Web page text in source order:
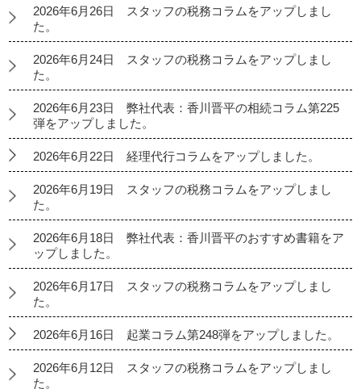
2026年6月26日 スタッフの税務コラムをアップしまし
た。
2026年6月24日 スタッフの税務コラムをアップしまし
た。
2026年6月23日 弊社代表：香川晋平の相続コラム第225
弾をアップしました。
2026年6月22日 経理代行コラムをアップしました。
2026年6月19日 スタッフの税務コラムをアップしまし
た。
2026年6月18日 弊社代表：香川晋平のおすすめ書籍をア
ップしました。
2026年6月17日 スタッフの税務コラムをアップしまし
た。
2026年6月16日 起業コラム第248弾をアップしました。
2026年6月12日 スタッフの税務コラムをアップしまし
た。